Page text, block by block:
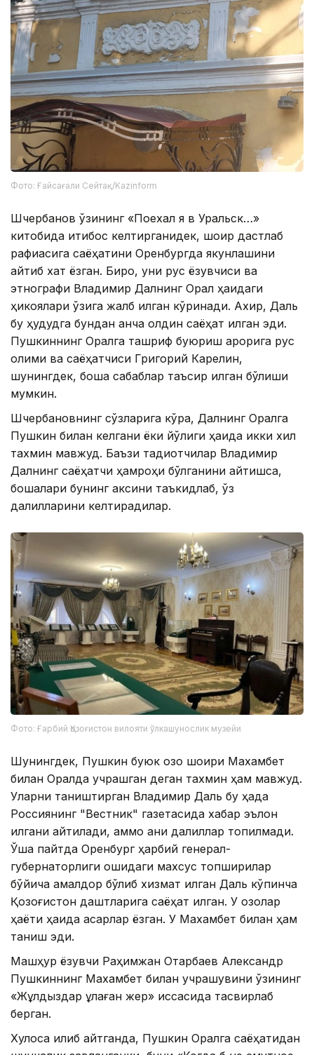
Фото: Ғайсағали Сейтақ/Kazinform
Шчербанов ўзининг «Поехал я в Уральск…»
китобида иқтибос келтирганидек, шоир дастлаб
рафиқасига саёҳатини Оренбургда якунлашини
айтиб хат ёзган. Бироқ, уни рус ёзувчиси ва
этнографи Владимир Далнинг Орал ҳақидаги
ҳикоялари ўзига жалб қилган кўринади. Ахир, Даль
бу ҳудудга бундан анча олдин саёҳат қилган эди.
Пушкиннинг Оралга ташриф буюриш қарорига рус
олими ва саёҳатчиси Григорий Карелин,
шунингдек, бошқа сабаблар таъсир қилган бўлиши
мумкин.
Шчербановнинг сўзларига кўра, Далнинг Оралга
Пушкин билан келгани ёки йўқлиги ҳақида икки хил
тахмин мавжуд. Баъзи тадқиқотчилар Владимир
Далнинг саёҳатчи ҳамроҳи бўлганини айтишса,
бошқалари бунинг аксини таъкидлаб, ўз
далилларини келтирадилар.
Фото: Ғарбий Қозоғистон вилояти ўлкашунослик музейи
Шунингдек, Пушкин буюк қозоқ шоири Махамбет
билан Оралда учрашган деган тахмин ҳам мавжуд.
Уларни таништирган Владимир Даль бу ҳақда
Россиянинг "Вестник" газетасида хабар эълон
қилгани айтилади, аммо аниқ далиллар топилмади.
Ўша пайтда Оренбург ҳарбий генерал-
губернаторлиги қошидаги махсус топшириқлар
бўйича амалдор бўлиб хизмат қилган Даль кўпинча
Қозоғистон даштларига саёҳат қилган. У қозоқлар
ҳаёти ҳақида асарлар ёзган. У Махамбет билан ҳам
таниш эди.
Машҳур ёзувчи Раҳимжан Отарбаев Александр
Пушкиннинг Махамбет билан учрашувини ўзининг
«Жұлдыздар құлаған жер» қиссасида тасвирлаб
берган.
Хулоса қилиб айтганда, Пушкин Оралга саёҳатидан